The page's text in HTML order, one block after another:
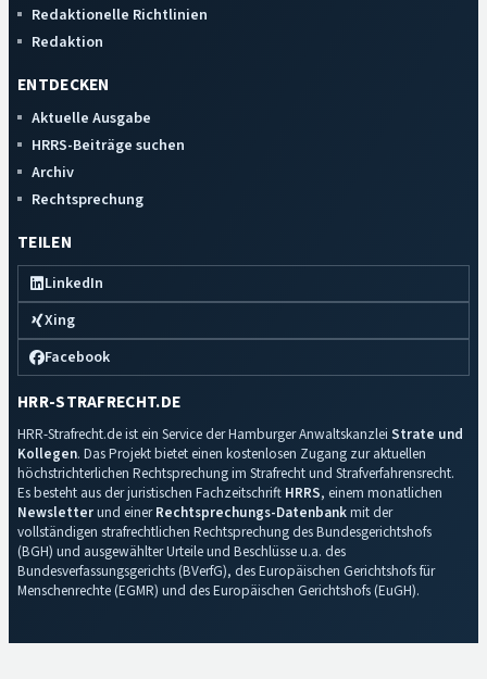
Redaktionelle Richtlinien
Redaktion
ENTDECKEN
Aktuelle Ausgabe
HRRS-Beiträge suchen
Archiv
Rechtsprechung
TEILEN
LinkedIn
Xing
Facebook
HRR-STRAFRECHT.DE
HRR-Strafrecht.de ist ein Service der Hamburger Anwaltskanzlei Strate und
Kollegen. Das Projekt bietet einen kostenlosen Zugang zur aktuellen
höchstrichterlichen Rechtsprechung im Strafrecht und Strafverfahrensrecht.
Es besteht aus der juristischen Fachzeitschrift HRRS, einem monatlichen
Newsletterund einerRechtsprechungs-Datenbankmit der
vollständigen strafrechtlichen Rechtsprechung des Bundesgerichtshofs
(BGH) und ausgewählter Urteile und Beschlüsse u.a. des
Bundesverfassungsgerichts (BVerfG), des Europäischen Gerichtshofs für
Menschenrechte (EGMR) und des Europäischen Gerichtshofs (EuGH).